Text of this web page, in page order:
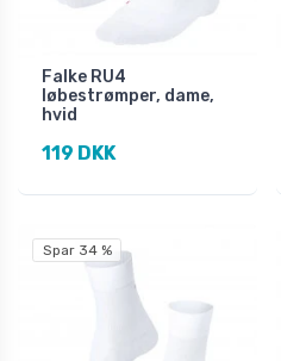
Falke RU4
løbestrømper, dame,
hvid
119 DKK
Spar 34 %